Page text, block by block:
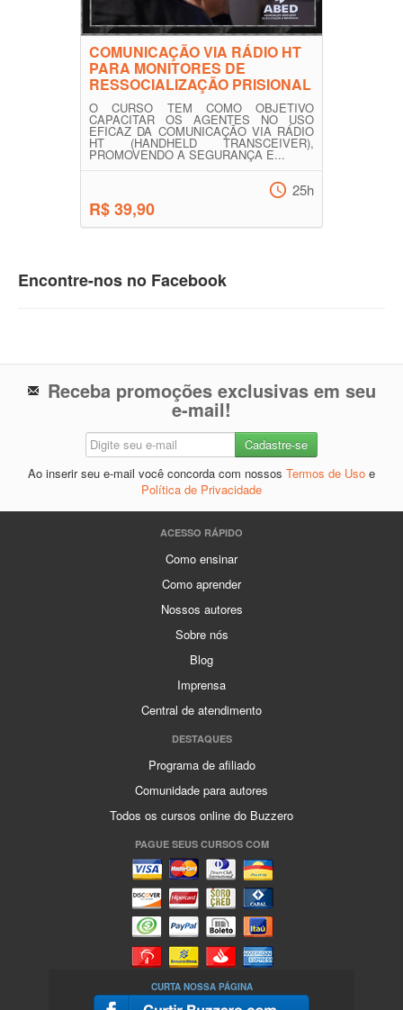
COMUNICAÇÃO VIA RÁDIO HT
PARA MONITORES DE
RESSOCIALIZAÇÃO PRISIONAL
O CURSO TEM COMO OBJETIVO
CAPACITAR OS AGENTES NO USO
EFICAZ DA COMUNICAÇÃO VIA RÁDIO
HT (HANDHELD TRANSCEIVER),
PROMOVENDO A SEGURANÇA E...
R$ 39,90
25h
Encontre-nos no Facebook
Receba promoções exclusivas em seu
e-mail!
Ao inserir seu e-mail você concorda com nossos Termos de Uso e
Política de Privacidade
ACESSO RÁPIDO
Como ensinar
Como aprender
Nossos autores
Sobre nós
Blog
Imprensa
Central de atendimento
DESTAQUES
Programa de afiliado
Comunidade para autores
Todos os cursos online do Buzzero
PAGUE SEUS CURSOS COM
CURTA NOSSA PÁGINA